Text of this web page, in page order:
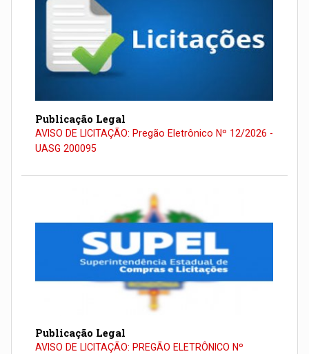
Publicação Legal
AVISO DE LICITAÇÃO: Pregão Eletrônico Nº 12/2026 -
UASG 200095
Publicação Legal
AVISO DE LICITAÇÃO: PREGÃO ELETRÔNICO Nº